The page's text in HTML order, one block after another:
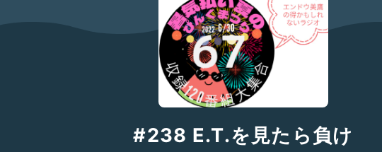
#238 E.T.を見たら負け